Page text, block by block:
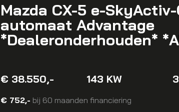
Mazda CX-5 e-SkyActiv-
automaat Advantage
*Dealeronderhouden*
€ 38.550,- 143 KW
€ 752,- bij 60 maanden financiering